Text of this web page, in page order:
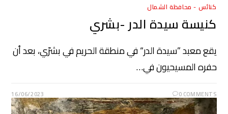
كنائس - محافظة الشمال
كنيسة سيدة الدر -بشري
يقع معبد ”سيدة الدر“ في منطقة الحريم في بشرّي، بعد أن
حفره المسيحيون في…
0 COMMENTS
16/06/2023